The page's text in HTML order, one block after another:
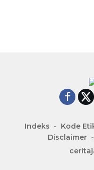
Indeks Kode
Disclaimer